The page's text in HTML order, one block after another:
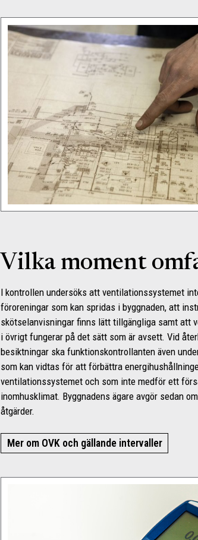
Vilka moment
I kontrollen undersöks att ventilationssystemet
föroreningar som kan spridas i byggnaden, att
skötselanvisningar finns lätt tillgängliga samt att
i övrigt fungerar på det sätt som är avsett. Vid
besiktningar ska funktionskontrollanten även
som kan vidtas för att förbättra
ventilationssystemet och som inte medför ett
inomhusklimat. Byggnadens ägare avgör sedan
åtgärder.
Mer om OVK och gällande intervaller